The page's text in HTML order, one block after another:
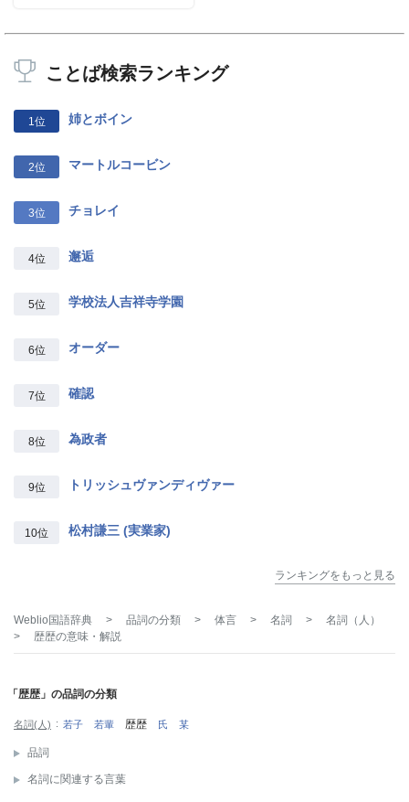
ことば検索ランキング
1位 姉とボイン
2位 マートルコービン
3位 チョレイ
4位 邂逅
5位 学校法人吉祥寺学園
6位 オーダー
7位 確認
8位 為政者
9位 トリッシュヴァンディヴァー
10位 松村謙三 (実業家)
ランキングをもっと見る
Weblio国語辞典 > 品詞の分類 > 体言 > 名詞 >
名詞（人）
>
歴歴の意味・解説
「歴歴」の品詞の分類
名詞(人) 若子 若輩 歴歴 氏 某
品詞
名詞に関連する言葉